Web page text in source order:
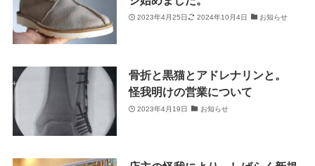
2023年4月25日 2024年10月4日 お知らせ
骨折と黒猫とアドレナリンと。
怪我明けの営業について
2023年4月19日 お知らせ